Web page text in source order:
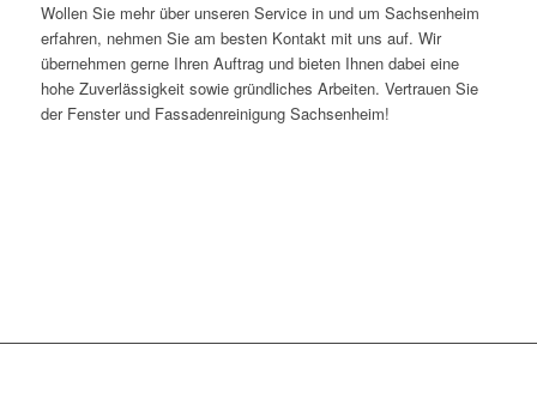
Wollen Sie mehr über unseren Service in und um Sachsenheim
erfahren, nehmen Sie am besten Kontakt mit uns auf. Wir
übernehmen gerne Ihren Auftrag und bieten Ihnen dabei eine
hohe Zuverlässigkeit sowie gründliches Arbeiten. Vertrauen Sie
der Fenster und Fassadenreinigung Sachsenheim!